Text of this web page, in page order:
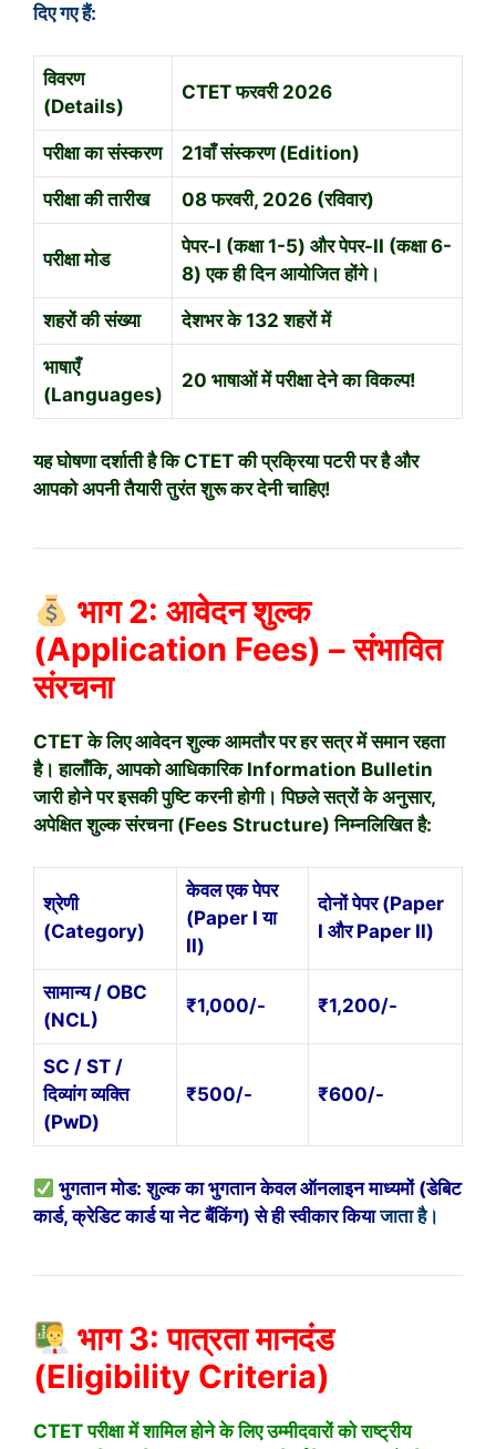
दिए गए हैं:
विवरण
(Details)
CTET फरवरी 2026
परीक्षा का संस्करण 21वाँ संस्करण (Edition)
परीक्षा की तारीख 08फरवरी, 2026 (रविवार)
परीक्षा मोड
पेपर-I (कक्षा 1-5) और पेपर-II (कक्षा 6-
8) एक ही दिन आयोजित होंगे।
शहरों की संख्या देशभर के 132 शहरों में
भाषाएँ
(Languages)
20 भाषाओं में परीक्षा देने का विकल्प!
यह घोषणा दर्शाती है कि CTET की प्रक्रिया पटरी पर है और
आपको अपनी तैयारी तुरंत शुरू कर देनी चाहिए!
भाग 2: आवेदन शुल्क
(Application Fees) – संभावित
संरचना
CTET के लिए आवेदन शुल्क आमतौर पर हर सत्र में समान रहता
है। हालाँकि, आपको आधिकारिक Information Bulletin
जारी होने पर इसकी पुष्टि करनी होगी। पिछले सत्रों के अनुसार,
अपेक्षित शुल्क संरचना (Fees Structure) निम्नलिखित है:
श्रेणी
(Category)
केवल एक पेपर
(Paper I या
II)
दोनों पेपर (Paper
I और Paper II)
सामान्य / OBC
(NCL)
₹1,000/- ₹1,200/-
SC / ST /
दिव्यांग व्यक्ति
(PwD)
₹500/- ₹600/-
भुगतान मोड: शुल्क का भुगतान केवल ऑनलाइन माध्यमों (डेबिट
कार्ड, क्रेडिट कार्ड या नेट बैंकिंग) से ही स्वीकार कियाजाता है।
भाग 3: पात्रता मानदंड
(Eligibility Criteria)
CTET परीक्षा में शामिल होने के लिए उम्मीदवारों को राष्ट्रीय